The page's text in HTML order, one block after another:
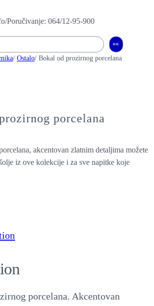
Poručivanje: 064/12-95-900
👀
/ Ostalo/ Bokal od prozirnog porcelana
porcelana
akcentovan zlatnim detaljima možete
iz ove kolekcije i za sve napitke koje
porcelana. Akcentovan